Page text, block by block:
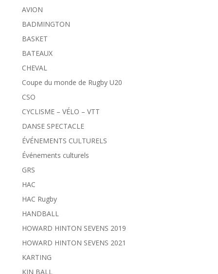
AVION
BADMINGTON
BASKET
BATEAUX
CHEVAL
Coupe du monde de Rugby U20
CSO
CYCLISME – VÉLO – VTT
DANSE SPECTACLE
ÉVÉNEMENTS CULTURELS
Événements culturels
GRS
HAC
HAC Rugby
HANDBALL
HOWARD HINTON SEVENS 2019
HOWARD HINTON SEVENS 2021
KARTING
KIN BALL